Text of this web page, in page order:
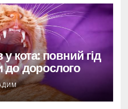
у кота: повний гід
до дорослого